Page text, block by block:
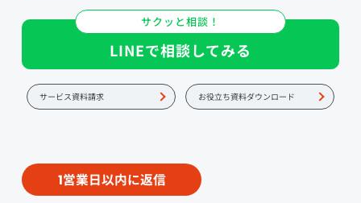
サクッと相談！
LINEで相談してみる
サービス資料請求 お役立ち資料ダウンロード
1営業日以内に返信